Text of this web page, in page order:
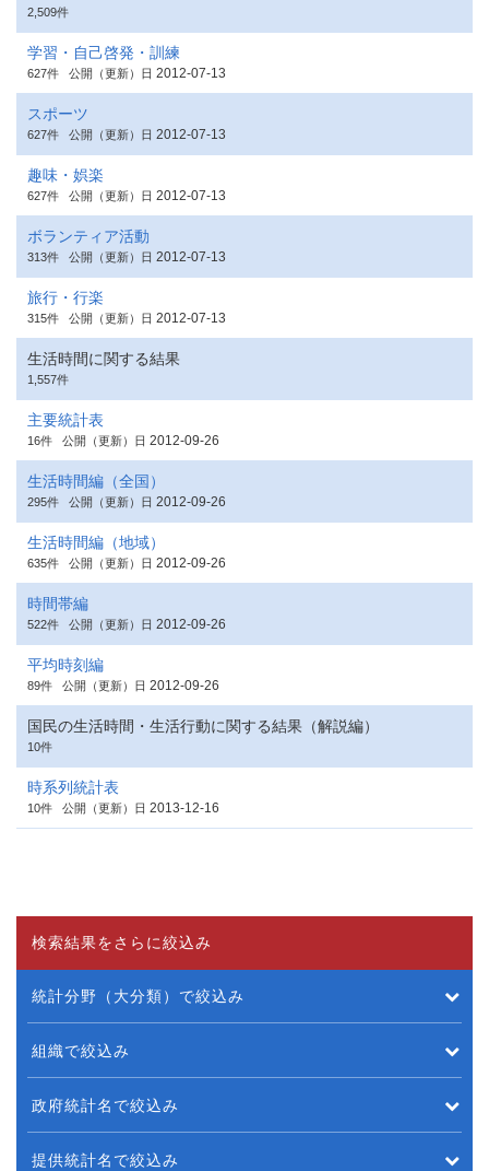
2,509件
学習・自己啓発・訓練
627件 公開（更新）日 2012-07-13
スポーツ
627件 公開（更新）日 2012-07-13
趣味・娯楽
627件 公開（更新）日 2012-07-13
ボランティア活動
313件 公開（更新）日 2012-07-13
旅行・行楽
315件 公開（更新）日 2012-07-13
生活時間に関する結果
1,557件
主要統計表
16件 公開（更新）日 2012-09-26
生活時間編（全国）
295件 公開（更新）日 2012-09-26
生活時間編（地域）
635件 公開（更新）日 2012-09-26
時間帯編
522件 公開（更新）日 2012-09-26
平均時刻編
89件 公開（更新）日 2012-09-26
国民の生活時間・生活行動に関する結果（解説編）
10件
時系列統計表
10件 公開（更新）日 2013-12-16
検索結果をさらに絞込み
統計分野（大分類）で絞込み
組織で絞込み
政府統計名で絞込み
提供統計名で絞込み